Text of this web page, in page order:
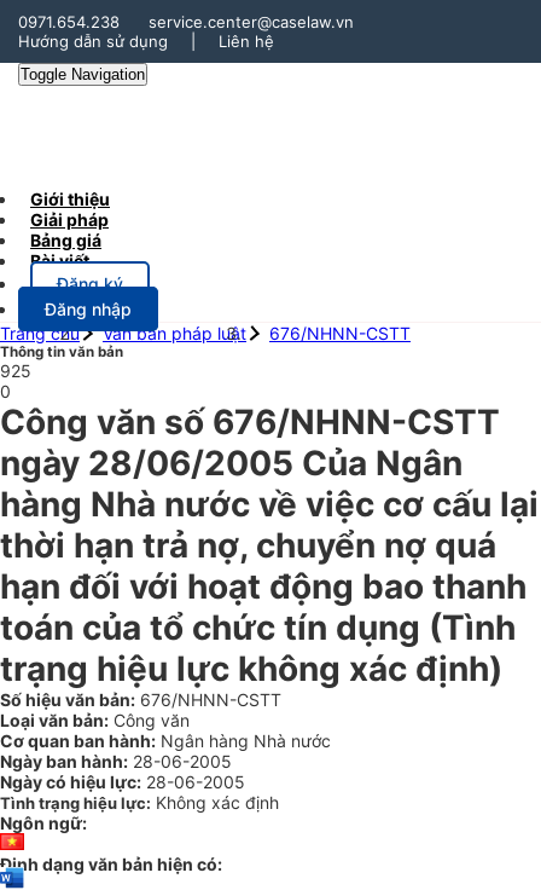
0971.654.238
service.center@caselaw.vn
Hướng dẫn sử dụng
Liên hệ
Toggle Navigation
Giới thiệu
Giải pháp
Bảng giá
Bài viết
Đăng ký
Đăng nhập
Trang chủ
Văn bản pháp luật 676/NHNN-CSTT
Thông tin văn bản
925
0
Công văn số 676/NHNN-CSTT
ngày 28/06/2005 Của Ngân
hàng Nhà nước về việc cơ cấu lại
thời hạn trả nợ, chuyển nợ quá
hạn đối với hoạt động bao thanh
toán của tổ chức tín dụng (Tình
trạng hiệu lực không xác định)
Số hiệu văn bản: 676/NHNN-CSTT
Loại văn bản: Công văn
Cơ quan ban hành: Ngân hàng Nhà nước
Ngày ban hành: 28-06-2005
Ngày có hiệu lực: 28-06-2005
Tình trạng hiệu lực: Không xác định
Ngôn ngữ:
Định dạng văn bản hiện có: